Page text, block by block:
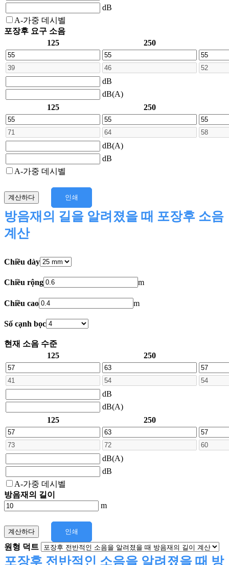
dB
A-가중 데시벨
포장후 요구 소음
125
250
dB
dB(A)
125
250
dB(A)
dB
A-가중 데시벨
계산하다 인쇄
방음재의 길을 알려졌을 때 포장후 소음
계산
Chiều dày
Chiều rộng m
Chiều cao m
Số cạnh bọc
현재 소음 수준
125
250
dB
dB(A)
125
250
dB(A)
dB
A-가중 데시벨
방음재의 길이
m
계산하다 인쇄
원형 덕트
포장후 전반적인 소음을 알려졌을 때 방